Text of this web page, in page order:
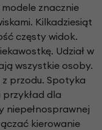
znacznie
Kilkadziesiąt
częsty widok.
Udział w
wszystkie osoby.
przodu. Spotyka
dla
niepełnosprawnej
kierowanie